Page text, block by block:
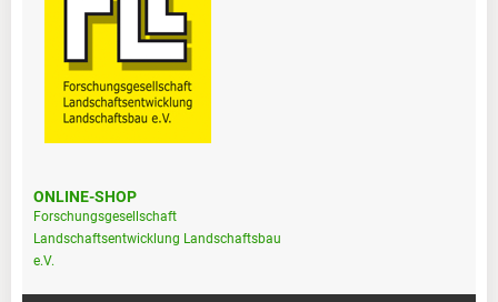
ONLINE-SHOP
Forschungsgesellschaft
Landschaftsentwicklung Landschaftsbau
e.V.